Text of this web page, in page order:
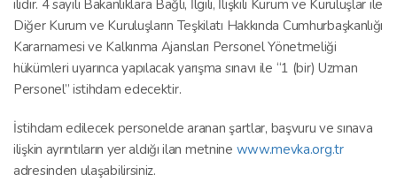
ilidir. 4 sayılı Bakanlıklara Bağlı, İlgili, İlişkili Kurum ve Kuruluşlar ile
Diğer Kurum ve Kuruluşların Teşkilatı Hakkında Cumhurbaşkanlığı
Kararnamesi ve Kalkınma Ajansları Personel Yönetmeliği
hükümleri uyarınca yapılacak yarışma sınavı ile “1 (bir) Uzman
Personel” istihdam edecektir.
İstihdam edilecek personelde aranan şartlar, başvuru ve sınava
ilişkin ayrıntıların yer aldığı ilan metnine www.mevka.org.tr
adresinden ulaşabilirsiniz.